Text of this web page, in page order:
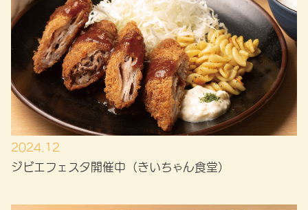
2024.12
ジビエフェスタ開催中（きいちゃん食堂）